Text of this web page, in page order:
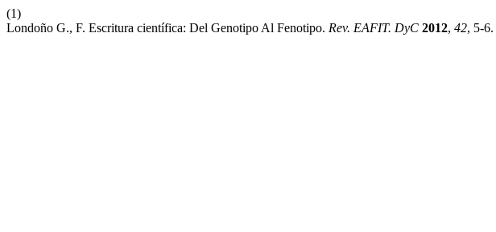
(1)
Londoño G., F. Escritura científica: Del Genotipo Al Fenotipo. Rev. EAFIT. DyC 2012, 42, 5-6.